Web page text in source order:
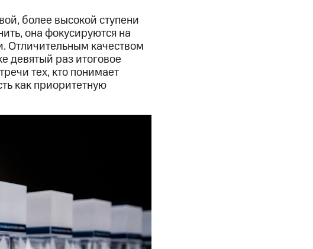
более высокой ступени
она фокусируются на
Отличительным качеством
девятый раз итоговое
тех, кто понимает
как приоритетную